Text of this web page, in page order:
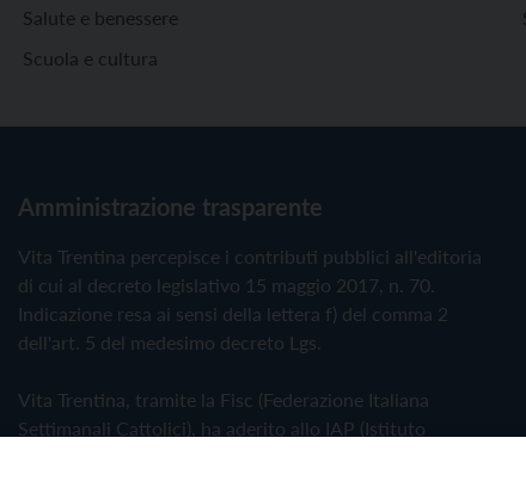
Salute e benessere
Scuola e cultura
Amministrazione trasparente
Vita Trentina percepisce i contributi pubblici all'editoria
di cui al decreto legislativo 15 maggio 2017, n. 70.
Indicazione resa ai sensi della lettera f) del comma 2
dell'art. 5 del medesimo decreto Lgs.
Vita Trentina, tramite la Fisc (Federazione Italiana
Settimanali Cattolici), ha aderito allo IAP (Istituto